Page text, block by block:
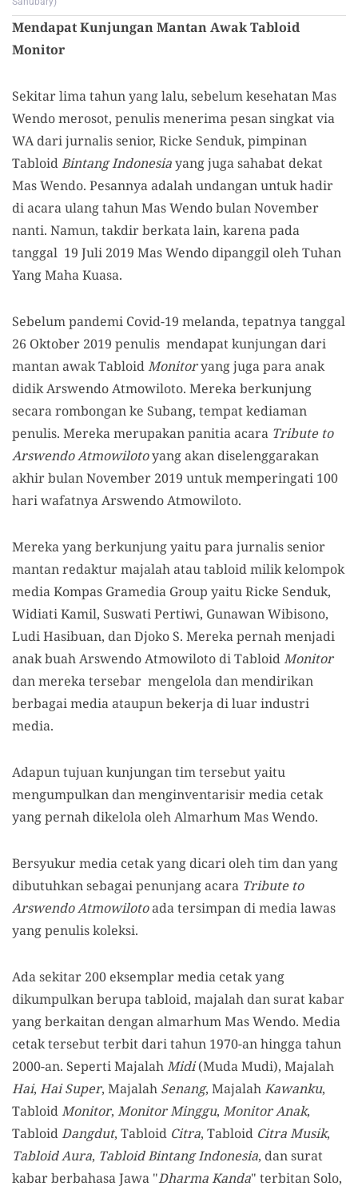
Mendapat Kunjungan Mantan Awak Tabloid
Monitor
Sekitar lima tahun yang lalu, sebelum kesehatan Mas
Wendo merosot, penulis menerima pesan singkat via
WA dari jurnalis senior, Ricke Senduk, pimpinan
TabloidBintang Indonesiayang juga sahabat dekat
Mas Wendo. Pesannya adalah undangan untuk hadir
di acara ulang tahun Mas Wendo bulan November
nanti. Namun, takdir berkata lain, karena pada
tanggal 19 Juli 2019 Mas Wendo dipanggil oleh Tuhan
Yang Maha Kuasa.
Sebelum pandemi Covid-19 melanda, tepatnya tanggal
26 Oktober 2019 penulis mendapat kunjungan dari
mantan awak TabloidMonitoryang juga para anak
didik Arswendo Atmowiloto. Mereka berkunjung
secara rombongan ke Subang, tempat kediaman
penulis. Mereka merupakan panitia acara Tribute to
Arswendo Atmowilotoyang akan diselenggarakan
akhir bulan November 2019 untuk memperingati 100
hari wafatnya Arswendo Atmowiloto.
Mereka yang berkunjung yaitu para jurnalis senior
mantan redaktur majalah atau tabloid milik kelompok
media Kompas Gramedia Group yaitu Ricke Senduk,
Widiati Kamil, Suswati Pertiwi, Gunawan Wibisono,
Ludi Hasibuan, dan Djoko S. Mereka pernah menjadi
anak buah Arswendo Atmowiloto di TabloidMonitor
dan mereka tersebar mengelola dan mendirikan
berbagai media ataupun bekerja di luar industri
media.
Adapun tujuan kunjungan tim tersebut yaitu
mengumpulkan dan menginventarisir media cetak
yang pernah dikelola oleh Almarhum Mas Wendo.
Bersyukur media cetak yang dicari oleh tim dan yang
dibutuhkan sebagai penunjang acara Tribute to
Arswendo Atmowilotoada tersimpan di media lawas
yang penulis koleksi.
Ada sekitar 200 eksemplar media cetak yang
dikumpulkan berupa tabloid, majalah dan surat kabar
yang berkaitan dengan almarhum Mas Wendo. Media
cetak tersebut terbit dari tahun 1970-an hingga tahun
2000-an. Seperti MajalahMidi(Muda Mudi), Majalah
Hai, Hai Super, Majalah Senang, MajalahKawanku,
TabloidMonitor, Monitor Minggu, Monitor Anak,
TabloidDangdut, Tabloid Citra, Tabloid Citra Musik,
Tabloid Aura, Tabloid Bintang Indonesia, dan surat
kabar berbahasa Jawa "Dharma Kanda" terbitan Solo,